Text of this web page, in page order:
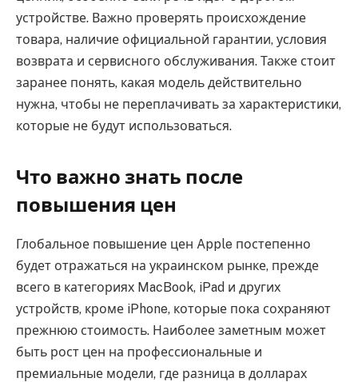
устройстве. Важно проверять происхождение
товара, наличие официальной гарантии, условия
возврата и сервисного обслуживания. Также стоит
заранее понять, какая модель действительно
нужна, чтобы не переплачивать за характеристики,
которые не будут использоваться.
Что важно знать после
повышения цен
Глобальное повышение цен Apple постепенно
будет отражаться на украинском рынке, прежде
всего в категориях MacBook, iPad и других
устройств, кроме iPhone, которые пока сохраняют
прежнюю стоимость. Наиболее заметным может
быть рост цен на профессиональные и
премиальные модели, где разница в долларах